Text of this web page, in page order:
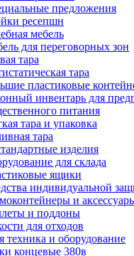
предложения
ресепшн
мебель
для переговорных зон
тара
тара
пластиковые
инвентарь для
питания
тара и упаковка
тара
изделия
для склада
ящики
индивидуальной
и
и поддоны
для отходов
техника и оборудование
концевые 380в